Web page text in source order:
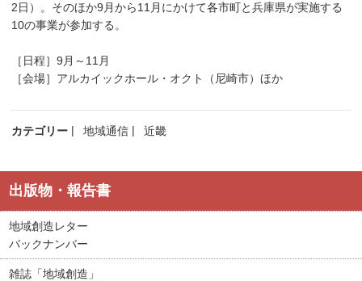
2日）。そのほか9月から11月にかけて各市町と兵庫県が実施する
10の事業が参加する。
［日程］9月～11月
［会場］アルカイックホール・オクト（尼崎市）ほか
カテゴリー 地域通信 近畿
出版物・報告書
地域創造レター
バックナンバー
雑誌「地域創造」